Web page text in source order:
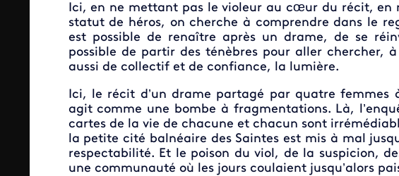
Ici, en ne mettant pas le violeur au cœur du récit, en
statut de héros, on cherche à comprendre dans le
est possible de renaître après un drame, de se
possible de partir des ténèbres pour aller chercher,
aussi de collectif et de confiance, la lumière.
Ici, le récit d’un drame partagé par quatre femmes
agit comme une bombe à fragmentations. Là,
cartes de la vie de chacune et chacun sont
la petite cité balnéaire des Saintes est mis à mal
respectabilité. Et le poison du viol, de la suspicion,
une communauté où les jours coulaient jusqu’alors